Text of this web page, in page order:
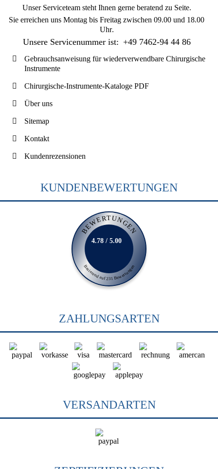
Unser Serviceteam steht Ihnen gerne beratend zu Seite.
Sie erreichen uns Montag bis Freitag zwischen 09.00 und 18.00
Uhr.
Unsere Servicenummer ist: +49 7462-94 44 86
Gebrauchsanweisung für wiederverwendbare Chirurgische
Instrumente
Chirurgische-Instrumente-Kataloge PDF
Über uns
Sitemap
Kontakt
Kundenrezensionen
KUNDENBEWERTUNGEN
BEWERTUNGEN
Basierend auf 231 Bewertungen
4.78 / 5.00
ZAHLUNGSARTEN
VERSANDARTEN